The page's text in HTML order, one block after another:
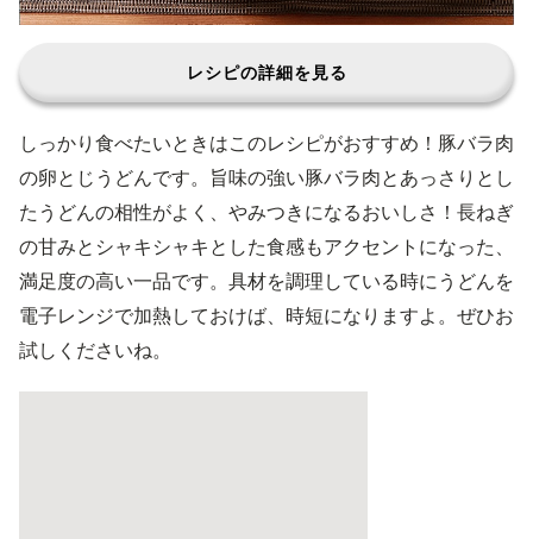
レシピの詳細を見る
しっかり食べたいときはこのレシピがおすすめ！豚バラ肉
の卵とじうどんです。旨味の強い豚バラ肉とあっさりとし
たうどんの相性がよく、やみつきになるおいしさ！長ねぎ
の甘みとシャキシャキとした食感もアクセントになった、
満足度の高い一品です。具材を調理している時にうどんを
電子レンジで加熱しておけば、時短になりますよ。ぜひお
試しくださいね。